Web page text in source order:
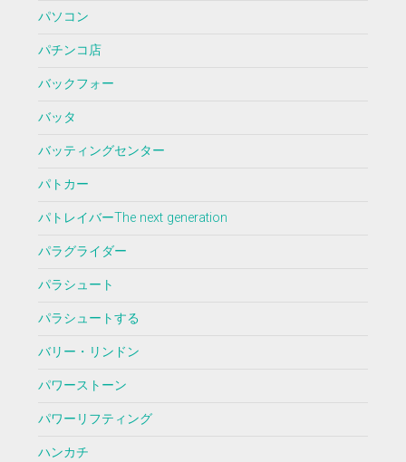
パソコン
パチンコ店
バックフォー
バッタ
バッティングセンター
パトカー
パトレイバーThe next generation
パラグライダー
パラシュート
パラシュートする
バリー・リンドン
パワーストーン
パワーリフティング
ハンカチ